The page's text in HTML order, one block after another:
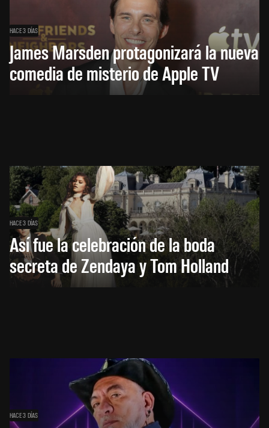
HACE 3 DÍAS
James Marsden protagonizará la nueva
comedia de misterio de Apple TV
HACE 3 DÍAS
Así fue la celebración de la boda
secreta de Zendaya y Tom Holland
HACE 3 DÍAS